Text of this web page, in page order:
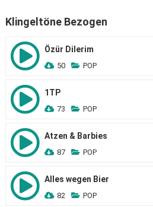
Klingeltöne Bezogen
Özür Dilerim
50 POP
1TP
73 POP
Atzen & Barbies
87 POP
Alles wegen Bier
82 POP